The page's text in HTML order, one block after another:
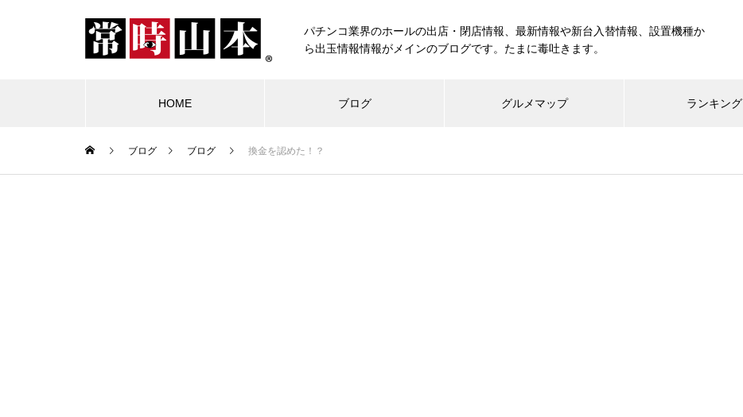
パチンコ業界のホールの出店・閉店情報、最新情報や新台入替情報、設置機種か
ら出玉情報情報がメインのブログです。たまに毒吐きます。
HOME ブログ グルメマップ ランキング
ブログ 常時山本 物件視察
ブログ ブログ 換金を認めた！？